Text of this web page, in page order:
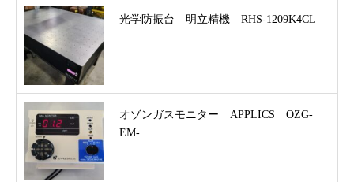
光学防振台 明立精機 RHS-1209K4CL
オゾンガスモニター APPLICS OZG-
EM-...